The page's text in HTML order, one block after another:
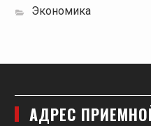
Экономика
АДРЕС